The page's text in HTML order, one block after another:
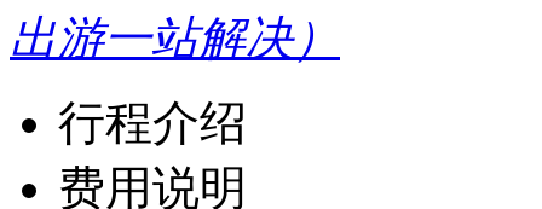
出游一站解决）
行程介绍
费用说明